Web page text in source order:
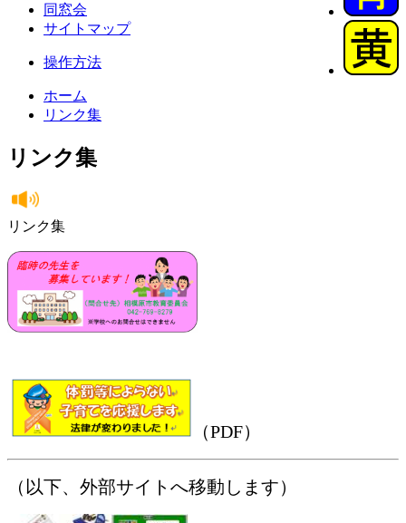
同窓会
サイトマップ
操作方法
ホーム
リンク集
リンク集
リンク集
（PDF）
（以下、外部サイトへ移動します）